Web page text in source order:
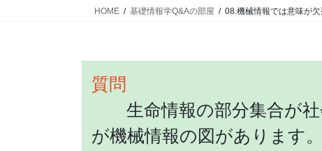
HOME 基礎情報学Q&Aの部屋 08.機械情報では意味が
質問
生命情報の部分集合が社
が機械情報の図があります